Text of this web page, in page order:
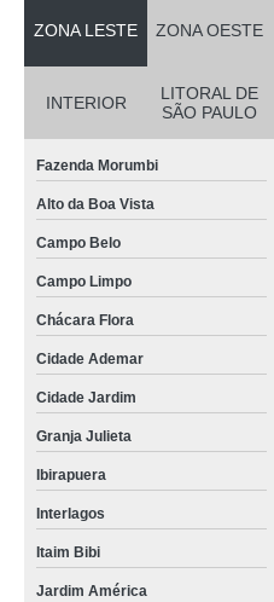
ZONA LESTE ZONA OESTE
INTERIOR
LITORAL DE
SÃO PAULO
Fazenda Morumbi
Alto da Boa Vista
Campo Belo
Campo Limpo
Chácara Flora
Cidade Ademar
Cidade Jardim
Granja Julieta
Ibirapuera
Interlagos
Itaim Bibi
Jardim América